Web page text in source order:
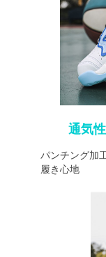
通気
パンチング加
履き心地